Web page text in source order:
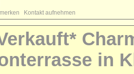
Kontakt aufnehmen
in